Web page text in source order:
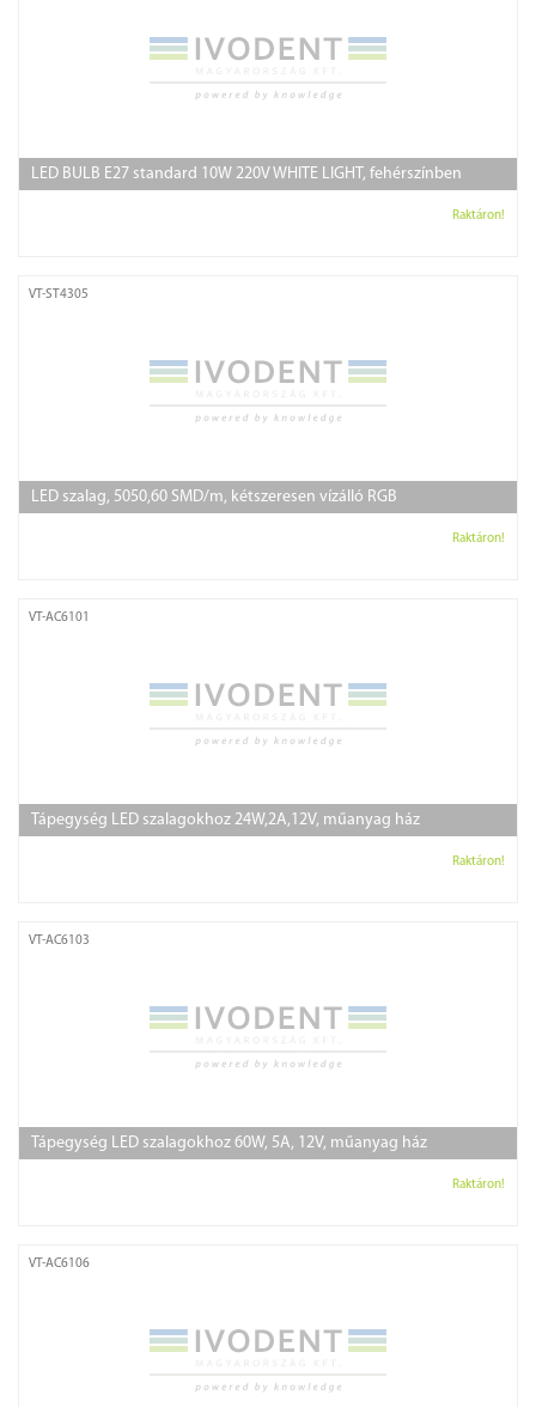
LED BULB E27 standard 10W 220V WHITE LIGHT, fehérszínben
Raktáron!
VT-ST4305
LED szalag, 5050,60 SMD/m, kétszeresen vízálló RGB
Raktáron!
VT-AC6101
Tápegység LED szalagokhoz 24W,2A,12V, műanyag ház
Raktáron!
VT-AC6103
Tápegység LED szalagokhoz 60W, 5A, 12V, műanyag ház
Raktáron!
VT-AC6106